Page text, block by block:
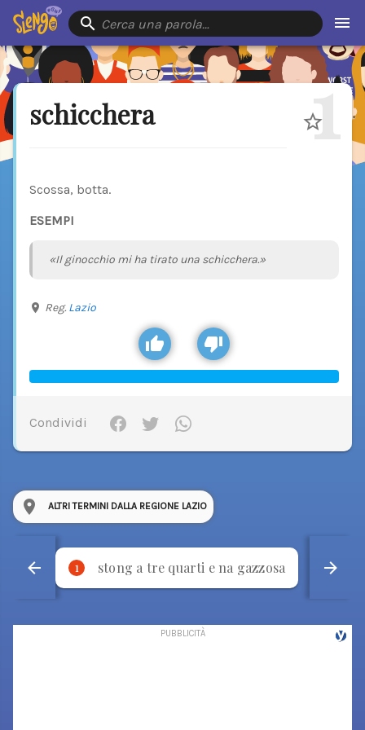
Cerca una parola…
schicchera 1
Scossa, botta.
ESEMPI
«Il ginocchio mi ha tirato una schicchera.»
Reg. Lazio
Condividi
ALTRI TERMINI DALLA REGIONE LAZIO
1 stong a tre quarti e na gazzosa 2